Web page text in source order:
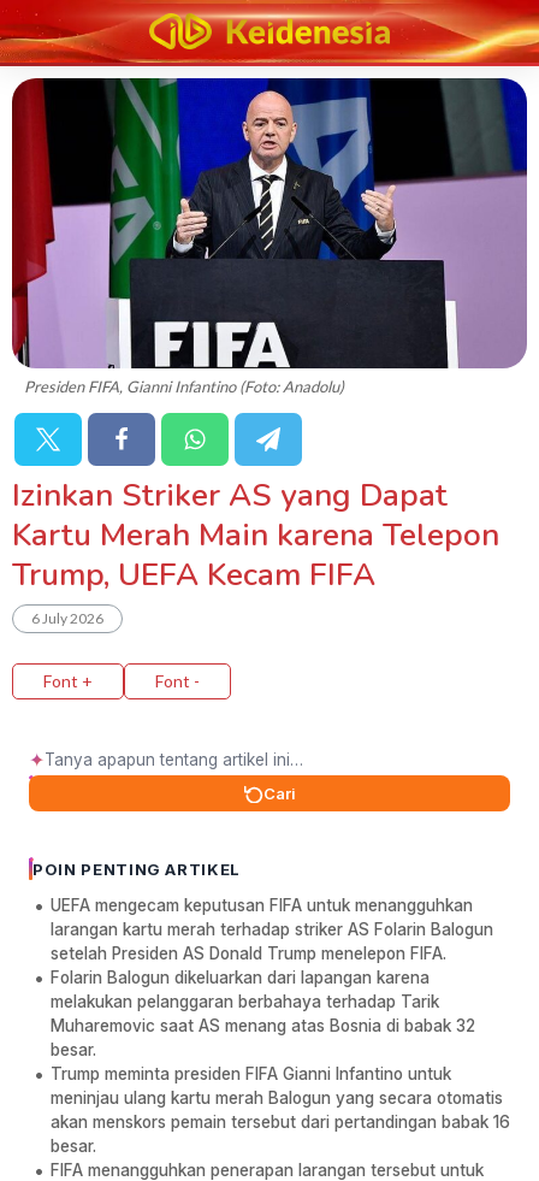
Presiden FIFA, Gianni Infantino (Foto: Anadolu)
Izinkan Striker AS yang Dapat
Kartu Merah Main karena Telepon
Trump, UEFA Kecam FIFA
6 July 2026
Font + Font -
✦
Cari
POIN PENTING ARTIKEL
UEFA mengecam keputusan FIFA untuk menangguhkan
larangan kartu merah terhadap striker AS Folarin Balogun
setelah Presiden AS Donald Trump menelepon FIFA.
Folarin Balogun dikeluarkan dari lapangan karena
melakukan pelanggaran berbahaya terhadap Tarik
Muharemovic saat AS menang atas Bosnia di babak 32
besar.
Trump meminta presiden FIFA Gianni Infantino untuk
meninjau ulang kartu merah Balogun yang secara otomatis
akan menskors pemain tersebut dari pertandingan babak 16
besar.
FIFA menangguhkan penerapan larangan tersebut untuk